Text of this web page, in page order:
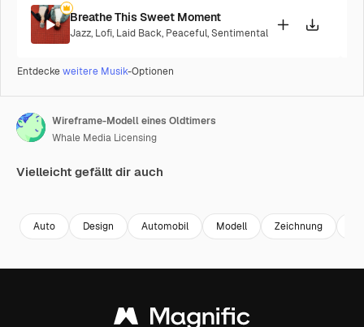
Breathe This Sweet Moment
Jazz, Lofi, Laid Back, Peaceful,Sentimental
Entdeckeweitere Musik-Optionen
Wireframe-Modell eines Oldtimers
Whale Media Licensing
Vielleicht gefällt dir auch
Auto Design Automobil Modell Zeichnung